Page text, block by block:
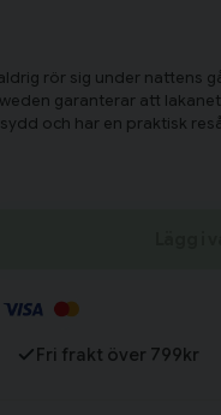
rör sig under nattens
garanterar att
och har en praktisk
Fri frakt över 799kr